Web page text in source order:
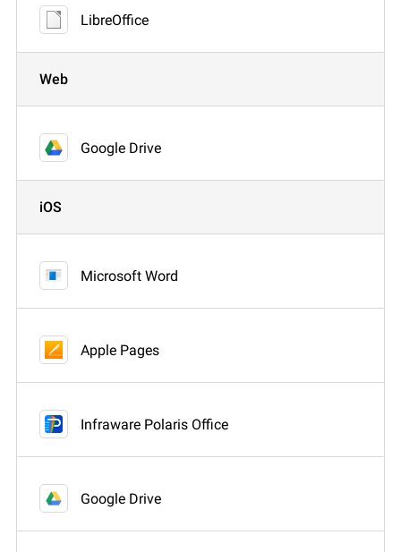
LibreOffice
Web
Google Drive
iOS
Microsoft Word
Apple Pages
Infraware Polaris Office
Google Drive